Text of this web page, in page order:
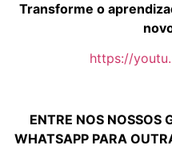
Transforme o
https://
ENTRE NOS NOSSOS
WHATSAPP PARA